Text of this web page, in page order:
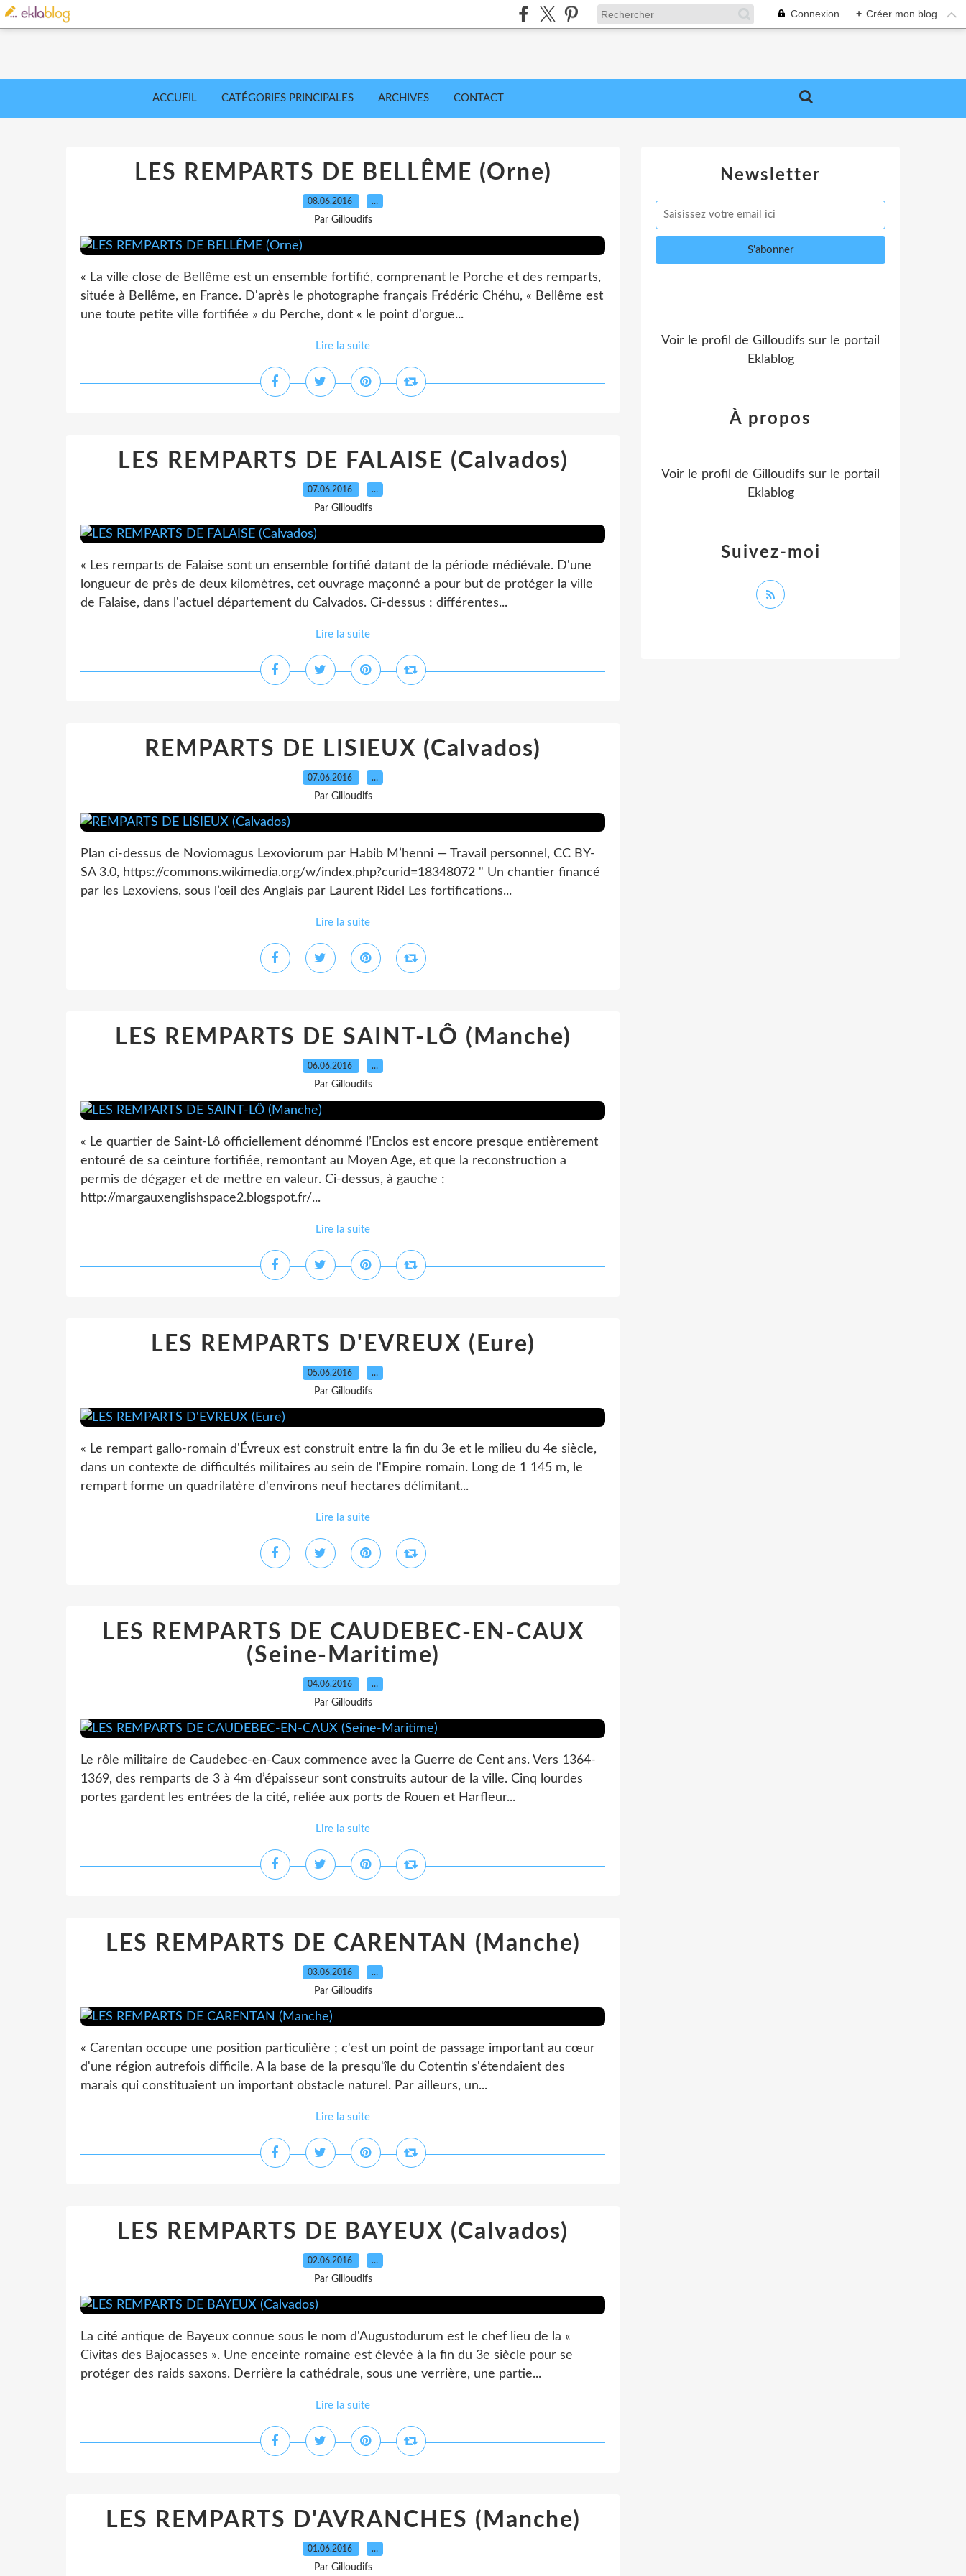
Connexion + Créer mon blog
ACCUEIL CATÉGORIES PRINCIPALES ARCHIVES CONTACT
LES REMPARTS DE BELLÊME (Orne)
08.06.2016 …
Par Gilloudifs
« La ville close de Bellême est un ensemble fortifié, comprenant le Porche et des remparts,
située à Bellême, en France. D'après le photographe français Frédéric Chéhu, « Bellême est
une toute petite ville fortifiée » du Perche, dont « le point d'orgue...
Lire la suite
LES REMPARTS DE FALAISE (Calvados)
07.06.2016 …
Par Gilloudifs
« Les remparts de Falaise sont un ensemble fortifié datant de la période médiévale. D'une
longueur de près de deux kilomètres, cet ouvrage maçonné a pour but de protéger la ville
de Falaise, dans l'actuel département du Calvados. Ci-dessus : différentes...
Lire la suite
REMPARTS DE LISIEUX (Calvados)
07.06.2016 …
Par Gilloudifs
Plan ci-dessus de Noviomagus Lexoviorum par Habib M’henni — Travail personnel, CC BY-
SA 3.0, https://commons.wikimedia.org/w/index.php?curid=18348072 " Un chantier financé
par les Lexoviens, sous l’œil des Anglais par Laurent Ridel Les fortifications...
Lire la suite
LES REMPARTS DE SAINT-LÔ (Manche)
06.06.2016 …
Par Gilloudifs
« Le quartier de Saint-Lô officiellement dénommé l’Enclos est encore presque entièrement
entouré de sa ceinture fortifiée, remontant au Moyen Age, et que la reconstruction a
permis de dégager et de mettre en valeur. Ci-dessus, à gauche :
http://margauxenglishspace2.blogspot.fr/...
Lire la suite
LES REMPARTS D'EVREUX (Eure)
05.06.2016 …
Par Gilloudifs
« Le rempart gallo-romain d'Évreux est construit entre la fin du 3e et le milieu du 4e siècle,
dans un contexte de difficultés militaires au sein de l'Empire romain. Long de 1 145 m, le
rempart forme un quadrilatère d'environs neuf hectares délimitant...
Lire la suite
LES REMPARTS DE CAUDEBEC-EN-CAUX
(Seine-Maritime)
04.06.2016 …
Par Gilloudifs
Le rôle militaire de Caudebec-en-Caux commence avec la Guerre de Cent ans. Vers 1364-
1369, des remparts de 3 à 4m d’épaisseur sont construits autour de la ville. Cinq lourdes
portes gardent les entrées de la cité, reliée aux ports de Rouen et Harfleur...
Lire la suite
LES REMPARTS DE CARENTAN (Manche)
03.06.2016 …
Par Gilloudifs
« Carentan occupe une position particulière ; c'est un point de passage important au cœur
d'une région autrefois difficile. A la base de la presqu'île du Cotentin s'étendaient des
marais qui constituaient un important obstacle naturel. Par ailleurs, un...
Lire la suite
LES REMPARTS DE BAYEUX (Calvados)
02.06.2016 …
Par Gilloudifs
La cité antique de Bayeux connue sous le nom d'Augustodurum est le chef lieu de la «
Civitas des Bajocasses ». Une enceinte romaine est élevée à la fin du 3e siècle pour se
protéger des raids saxons. Derrière la cathédrale, sous une verrière, une partie...
Lire la suite
LES REMPARTS D'AVRANCHES (Manche)
01.06.2016 …
Par Gilloudifs
Newsletter
Voir le profil de Gilloudifs sur le portail
Eklablog
Suivez-moi
À propos
Voir le profil de Gilloudifs sur le portail
Eklablog